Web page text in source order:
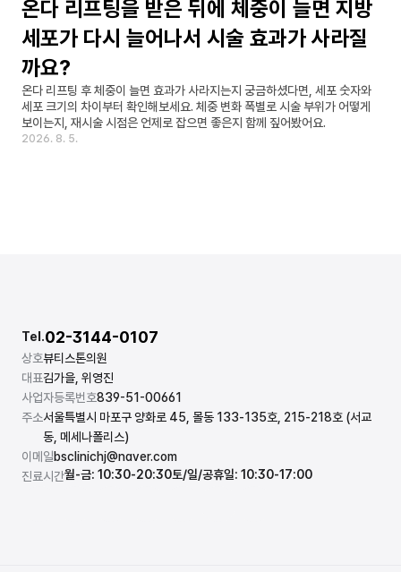
온다 리프팅을 받은 뒤에 체중이 늘면 지방
세포가 다시 늘어나서 시술 효과가 사라질
까요?
온다 리프팅 후 체중이 늘면 효과가 사라지는지 궁금하셨다면, 세포 숫자와
세포 크기의 차이부터 확인해보세요. 체중 변화 폭별로 시술 부위가 어떻게
보이는지, 재시술 시점은 언제로 잡으면 좋은지 함께 짚어봤어요.
2026. 8. 5.
상호뷰티스톤의원
대표김가을, 위영진
사업자등록번호839-51-00661
주소서울특별시 마포구 양화로 45, 몰동 133-135호, 215-218호 (서교
동, 메세나폴리스)
이메일bsclinichj@naver.com
진료시간월-금: 10:30-20:30토/일/공휴일: 10:30-17:00
Tel.02-3144-0107